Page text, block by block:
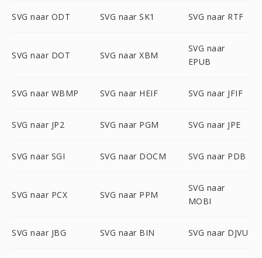
SVG naar ODT SVG naar SK1 SVG naar RTF
SVG naar DOT SVG naar XBM
SVG naar
EPUB
SVG naar WBMP SVG naar HEIF SVG naar JFIF
SVG naar JP2 SVG naar PGM SVG naar JPE
SVG naar SGI SVG naar DOCM SVG naar PDB
SVG naar PCX SVG naar PPM
SVG naar
MOBI
SVG naar JBG SVG naar BIN SVG naar DJVU